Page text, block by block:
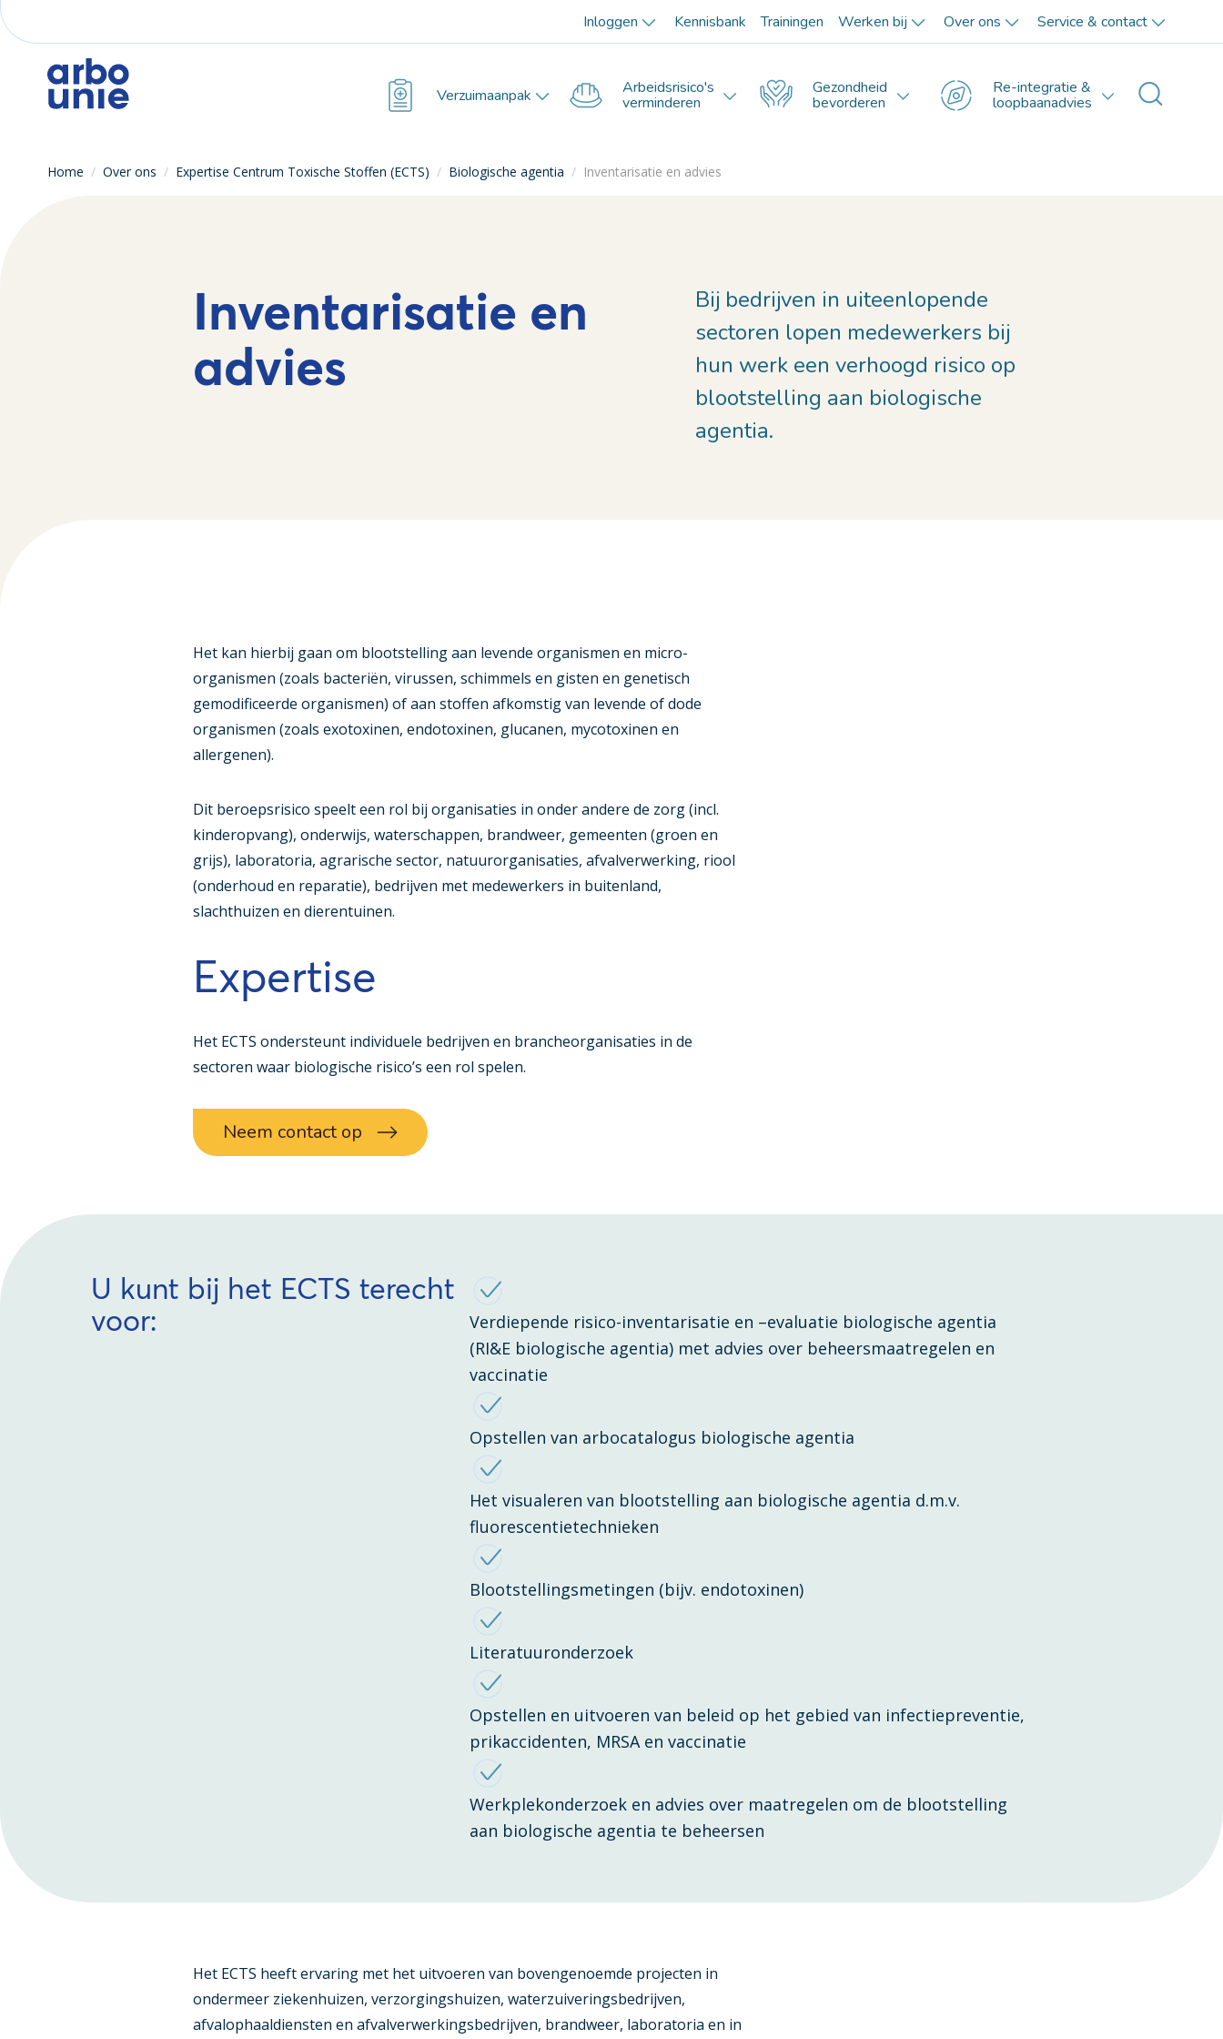
Inloggen Kennisbank Trainingen Werken bij Over ons Service & contact
Verzuimaanpak Arbeidsrisico's
verminderen
Gezondheid
bevorderen
Re-integratie &
loopbaanadvies
Home / Over ons / Expertise Centrum Toxische Stoffen (ECTS) / Biologische agentia / Inventarisatie en advies
Inventarisatie en
advies
Bij bedrijven in uiteenlopende
sectoren lopen medewerkers bij
hun werk een verhoogd risico op
blootstelling aan biologische
agentia.
Het kan hierbij gaan om blootstelling aan levende organismen en micro-
organismen (zoals bacteriën, virussen, schimmels en gisten en genetisch
gemodificeerde organismen) of aan stoffen afkomstig van levende of dode
organismen (zoals exotoxinen, endotoxinen, glucanen, mycotoxinen en
allergenen).
Dit beroepsrisico speelt een rol bij organisaties in onder andere de zorg (incl.
kinderopvang), onderwijs, waterschappen, brandweer, gemeenten (groen en
grijs), laboratoria, agrarische sector, natuurorganisaties, afvalverwerking, riool
(onderhoud en reparatie), bedrijven met medewerkers in buitenland,
slachthuizen en dierentuinen.
Expertise
Het ECTS ondersteunt individuele bedrijven en brancheorganisaties in de
sectoren waar biologische risico’s een rol spelen.
Neem contact op
U kunt bij het ECTS terecht
voor:
Verdiepende risico-inventarisatie en –evaluatie biologische agentia
(RI&E biologische agentia) met advies over beheersmaatregelen en
vaccinatie
Opstellen van arbocatalogus biologische agentia
Het visualeren van blootstelling aan biologische agentia d.m.v.
fluorescentietechnieken
Blootstellingsmetingen (bijv. endotoxinen)
Literatuuronderzoek
Opstellen en uitvoeren van beleid op het gebied van infectiepreventie,
prikaccidenten, MRSA en vaccinatie
Werkplekonderzoek en advies over maatregelen om de blootstelling
aan biologische agentia te beheersen
Het ECTS heeft ervaring met het uitvoeren van bovengenoemde projecten in
ondermeer ziekenhuizen, verzorgingshuizen, waterzuiveringsbedrijven,
afvalophaaldiensten en afvalverwerkingsbedrijven, brandweer, laboratoria en in